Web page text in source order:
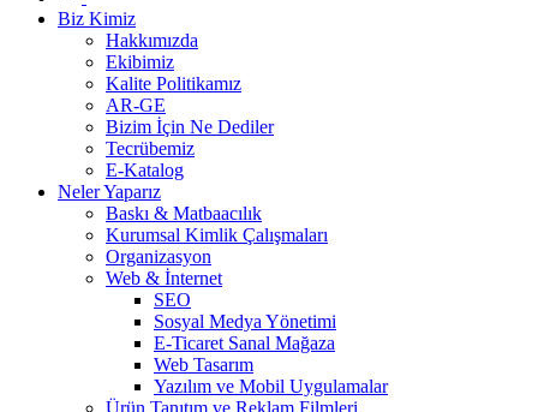
Biz Kimiz
Hakkımızda
Ekibimiz
Kalite Politikamız
AR-GE
Bizim İçin Ne Dediler
Tecrübemiz
E-Katalog
Neler Yaparız
Baskı & Matbaacılık
Kurumsal Kimlik Çalışmaları
Organizasyon
Web & İnternet
SEO
Sosyal Medya Yönetimi
E-Ticaret Sanal Mağaza
Web Tasarım
Yazılım ve Mobil Uygulamalar
Ürün Tanıtım ve Reklam Filmleri